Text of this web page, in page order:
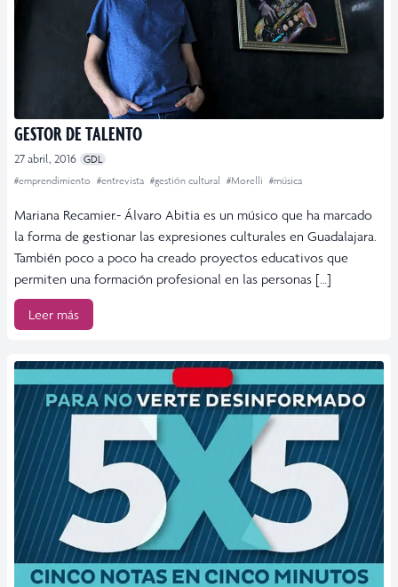
GESTOR DE TALENTO
27 abril, 2016 GDL
#emprendimiento #entrevista #gestión cultural #Morelli #música
Mariana Recamier.- Álvaro Abitia es un músico que ha marcado
la forma de gestionar las expresiones culturales en Guadalajara.
También poco a poco ha creado proyectos educativos que
permiten una formación profesional en las personas […]
Leer más